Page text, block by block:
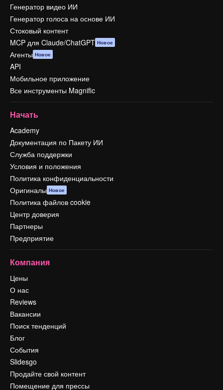
Генератор видео ИИ
Генератор голоса на основе ИИ
Стоковый контент
MCP для Claude/ChatGPT Новое
Агенты Новое
API
Мобильное приложение
Все инструменты Magnific
Начать
Academy
Документация по Пакету ИИ
Служба поддержки
Условия и положения
Политика конфиденциальности
Оригиналы Новое
Политика файлов cookie
Центр доверия
Партнеры
Предприятие
Компания
Цены
О нас
Reviews
Вакансии
Поиск тенденций
Блог
События
Slidesgo
Продайте свой контент
Помещение для прессы